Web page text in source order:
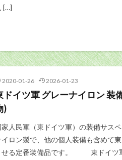
[…]
2020-01-26 2026-01-23
ドイツ軍 グレーナイロン 装
)
家人民軍（東ドイツ軍）の装備サス
イロン製で、他の個人装備も含めて
せる定番装備品です。 東ドイツ